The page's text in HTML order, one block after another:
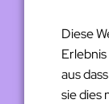
Diese
aus
sie dies